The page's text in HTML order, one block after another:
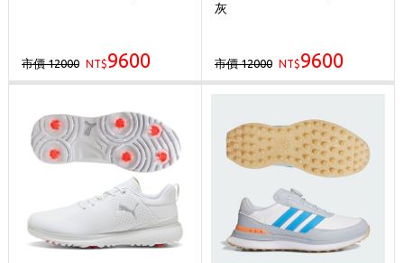
市價 12000 NT$9600
灰
市價 12000 NT$9600